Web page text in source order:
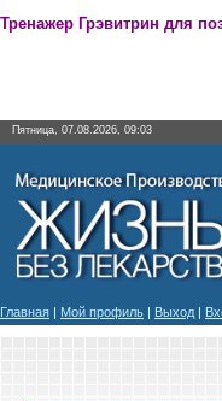
Тренажер Грэвитрин для
Пятница, 07.08.2026, 09:03
Главная | Мой профиль | Выход |